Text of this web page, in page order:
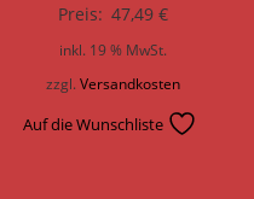
Preis: 47,49 €
inkl. 19 % MwSt.
zzgl. Versandkosten
Auf die Wunschliste